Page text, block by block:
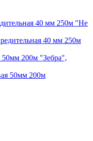
40 мм 250м "Не
50мм 200м "Зебра",